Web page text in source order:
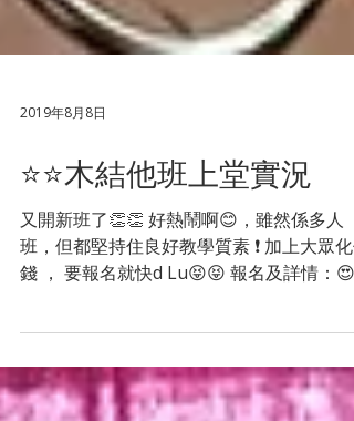
2019年8月8日
⭐️⭐️木結他班上堂實況
又開新班了👏👏 好熱鬧啊😊，雖然係多人
錢 ， 要報名就快d Lu😝😝 報名及詳情：😍
即查詢👉👉：http://bit.ly/2t7A...